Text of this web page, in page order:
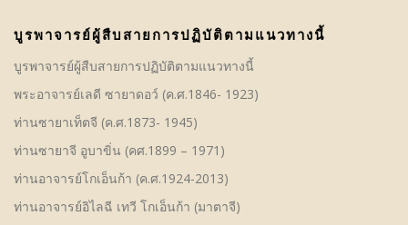
บูรพาจารย์ผู้สืบสายการปฏิบัติตามแนวทางนี้
บูรพาจารย์ผู้สืบสายการปฏิบัติตามแนวทางนี้
พระอาจารย์เลดี ซายาดอว์ (ค.ศ.1846- 1923)
ท่านซายาเท็ตจี (ค.ศ.1873- 1945)
ท่านซายาจี อูบาขิ่น (คศ.1899 – 1971)
ท่านอาจารย์โกเอ็นก้า (ค.ศ.1924-2013)
ท่านอาจารย์อิไลฉี เทวี โกเอ็นก้า (มาตาจี)